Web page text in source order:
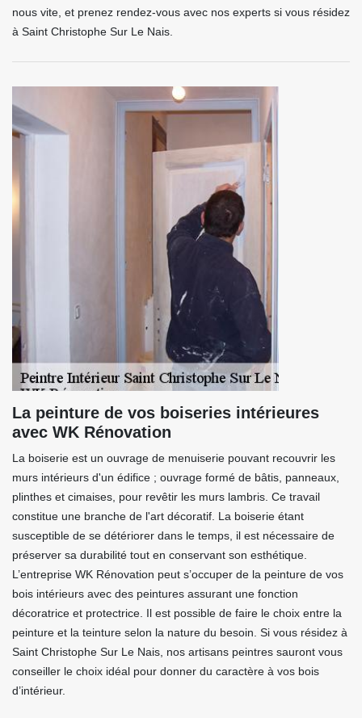
nous vite, et prenez rendez-vous avec nos experts si vous résidez
à Saint Christophe Sur Le Nais.
La peinture de vos boiseries intérieures
avec WK Rénovation
La boiserie est un ouvrage de menuiserie pouvant recouvrir les
murs intérieurs d'un édifice ; ouvrage formé de bâtis, panneaux,
plinthes et cimaises, pour revêtir les murs lambris. Ce travail
constitue une branche de l'art décoratif. La boiserie étant
susceptible de se détériorer dans le temps, il est nécessaire de
préserver sa durabilité tout en conservant son esthétique.
L’entreprise WK Rénovation peut s’occuper de la peinture de vos
bois intérieurs avec des peintures assurant une fonction
décoratrice et protectrice. Il est possible de faire le choix entre la
peinture et la teinture selon la nature du besoin. Si vous résidez à
Saint Christophe Sur Le Nais, nos artisans peintres sauront vous
conseiller le choix idéal pour donner du caractère à vos bois
d’intérieur.